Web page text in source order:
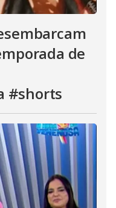
de
#shorts